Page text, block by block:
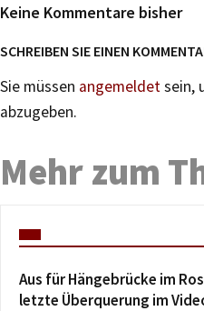
Keine Kommentare bisher
SCHREIBEN SIE EINEN
Sie müssen angemeldetsein,
abzugeben.
Mehr zum
Aus für Hängebrücke im
letzte Überquerung im